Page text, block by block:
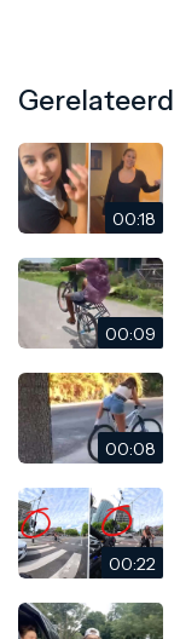
Gerelateerd
00:18
00:09
00:08
00:22